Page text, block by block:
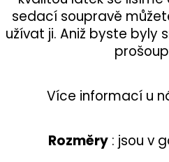
sedací soupravě
užívat ji. Aniž byste byly
Více informací u
Rozměry: jsou v